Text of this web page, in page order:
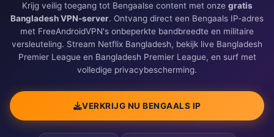
Krijg veilig toegang tot Bengaalse content met onze gratis
Bangladesh VPN-server. Ontvang direct een Bengaals IP-adres
met FreeAndroidVPN's onbeperkte bandbreedte en militaire
versleuteling. Stream Netflix Bangladesh, bekijk live Bangladesh
Premier League en Bangladesh Premier League, en surf met
volledige privacybescherming.
VERKRIJG NU BENGAALS IP